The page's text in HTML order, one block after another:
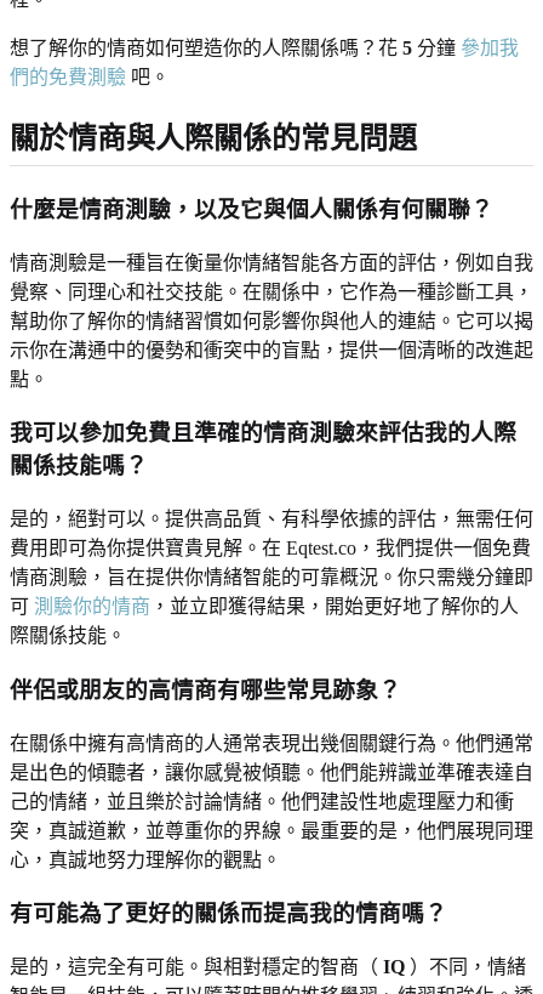
想了解你的情商如何塑造你的人際關係嗎？花 5 分鐘 參加我
們的免費測驗 吧。
關於情商與人際關係的常見問題
什麼是情商測驗，以及它與個人關係有何關聯？
情商測驗是一種旨在衡量你情緒智能各方面的評估，例如自我
覺察、同理心和社交技能。在關係中，它作為一種診斷工具，
幫助你了解你的情緒習慣如何影響你與他人的連結。它可以揭
示你在溝通中的優勢和衝突中的盲點，提供一個清晰的改進起
點。
我可以參加免費且準確的情商測驗來評估我的人際
關係技能嗎？
是的，絕對可以。提供高品質、有科學依據的評估，無需任何
費用即可為你提供寶貴見解。在 Eqtest.co，我們提供一個免費
情商測驗，旨在提供你情緒智能的可靠概況。你只需幾分鐘即
可 測驗你的情商 ，並立即獲得結果，開始更好地了解你的人
際關係技能。
伴侶或朋友的高情商有哪些常見跡象？
在關係中擁有高情商的人通常表現出幾個關鍵行為。他們通常
是出色的傾聽者，讓你感覺被傾聽。他們能辨識並準確表達自
己的情緒，並且樂於討論情緒。他們建設性地處理壓力和衝
突，真誠道歉，並尊重你的界線。最重要的是，他們展現同理
心，真誠地努力理解你的觀點。
有可能為了更好的關係而提高我的情商嗎？
是的，這完全有可能。與相對穩定的智商（ IQ ）不同，情緒